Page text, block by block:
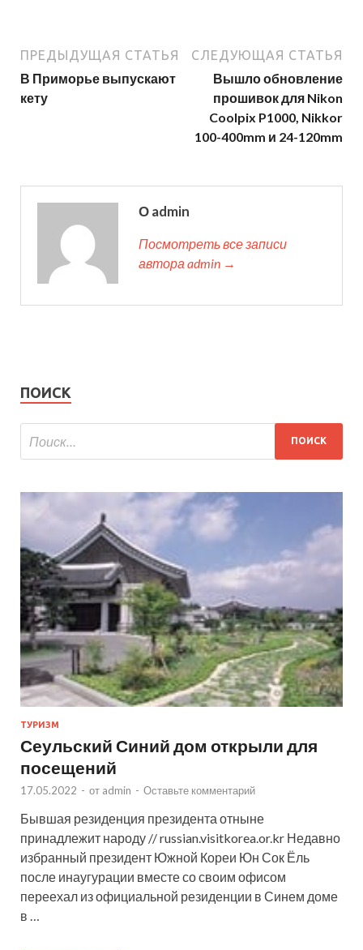
ПРЕДЫДУЩАЯ СТАТЬЯ
В Приморье выпускают
кету
СЛЕДУЮЩАЯ СТАТЬЯ
Вышло обновление
прошивок для Nikon
Coolpix P1000, Nikkor
100-400mm и 24-120mm
О admin
Посмотреть все записи
автора admin →
ПОИСК
ТУРИЗМ
Сеульский Синий дом открыли для
посещений
17.05.2022 - от admin - Оставьте комментарий
Бывшая резиденция президента отныне
принадлежит народу // russian.visitkorea.or.kr Недавно
избранный президент Южной Кореи Юн Сок Ёль
после инаугурации вместе со своим офисом
переехал из официальной резиденции в Синем доме
в …